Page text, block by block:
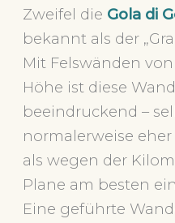
Zweifel die Gola di
bekannt als der
Mit Felswänden
Höhe ist diese
beeindruckend –
normalerweise
als wegen der
Plane am besten
Eine geführte